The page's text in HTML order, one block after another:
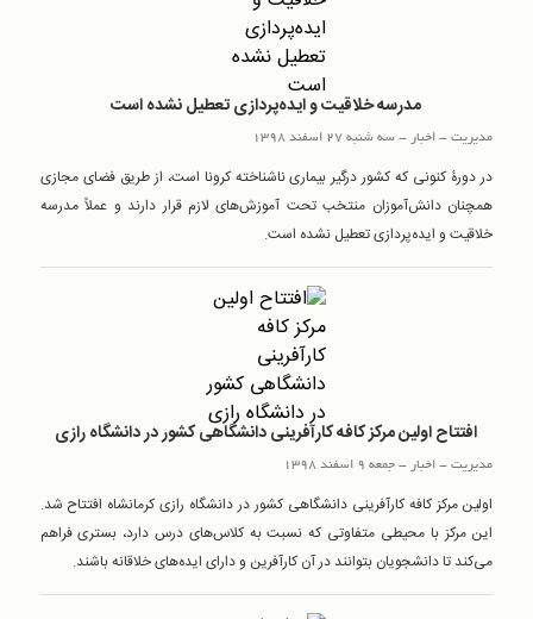
مدرسه خلاقیت و ایده‌پردازی تعطیل نشده است
مدیریت-اخبار - سه شنبه 27 اسفند 1398
در دورۀ کنونی که کشور درگیر بیماری ناشناخته کرونا است، از طریق فضای مجازی
همچنان دانش‌آموزان منتخب تحت آموزش‌های لازم قرار دارند و عملاً مدرسه
خلاقیت و ایده‌پردازی تعطیل نشده است.
افتتاح اولین مرکز کافه کارآفرینی دانشگاهی کشور در دانشگاه رازی
مدیریت-اخبار -جمعه 9 اسفند 1398
اولین مرکز کافه کارآفرینی دانشگاهی کشور در دانشگاه رازی کرمانشاه افتتاح شد.
این مرکز با محیطی متفاوتی که نسبت به کلاس‌های درس دارد، بستری فراهم
می‌کند تا دانشجویان بتوانند در آن کارآفرین و دارای ایده‌های خلاقانه باشند.